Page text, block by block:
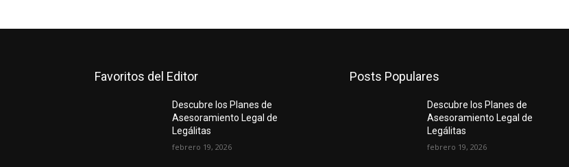
Favoritos del Editor
Descubre los Planes de
Asesoramiento Legal de
Legálitas
febrero 19, 2026
Posts Populares
Descubre los Planes de
Asesoramiento Legal de
Legálitas
febrero 19, 2026